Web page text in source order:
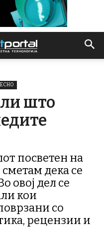
што
посветен на
дека се
овој дел се
кои
со
рецензии и